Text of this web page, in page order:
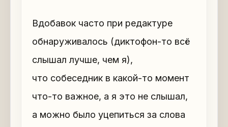
Вдобавок часто при редактуре
обнаруживалось (диктофон-то всё
слышал лучше, чем я),
что собеседник в какой-то момент
что-то важное, а я это не слышал,
а можно было уцепиться за слова